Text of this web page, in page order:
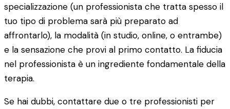
specializzazione (un professionista che tratta spesso il
tuo tipo di problema sarà più preparato ad
affrontarlo), la modalità (in studio, online, o entrambe)
e la sensazione che provi al primo contatto. La fiducia
nel professionista è un ingrediente fondamentale della
terapia.
Se hai dubbi, contattare due o tre professionisti per